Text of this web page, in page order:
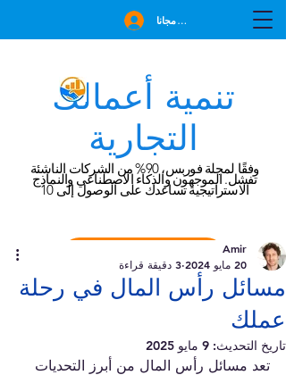
تنمية أعمالك
التجارية
وفقًا لمجلة فوربس، 90% من الشركات الناشئة
تفشل. الموجهون والذكاء الاصطناعي والنماذج
الاستراتيجية تساعدك على الوصول إلى 10
احجز استشارة مجانية
انضم مجانا
مسائل رأس المال في رحلة
عملك
Amir
20 مايو 2024
3 دقيقة قراءة
تاريخ التحديث: 9 مايو 2025
تعد مسائل رأس المال من أبرز التحديات